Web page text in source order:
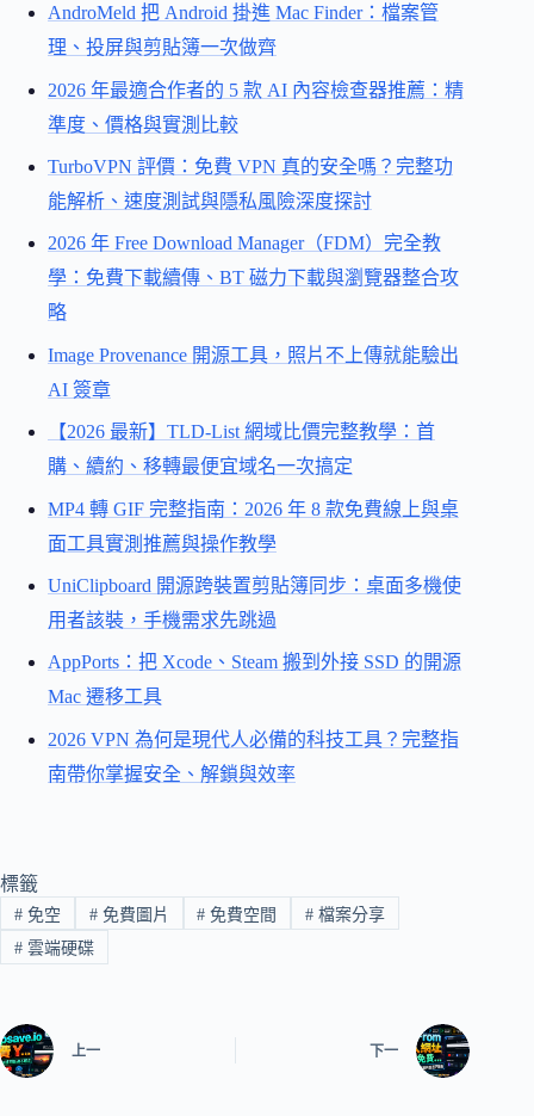
AndroMeld 把 Android 掛進 Mac Finder：檔案管
理、投屏與剪貼簿一次做齊
2026 年最適合作者的 5 款 AI 內容檢查器推薦：精
準度、價格與實測比較
TurboVPN 評價：免費 VPN 真的安全嗎？完整功
能解析、速度測試與隱私風險深度探討
2026 年 Free Download Manager（FDM）完全教
學：免費下載續傳、BT 磁力下載與瀏覽器整合攻
略
Image Provenance 開源工具，照片不上傳就能驗出
AI 簽章
【2026 最新】TLD-List 網域比價完整教學：首
購、續約、移轉最便宜域名一次搞定
MP4 轉 GIF 完整指南：2026 年 8 款免費線上與桌
面工具實測推薦與操作教學
UniClipboard 開源跨裝置剪貼簿同步：桌面多機使
用者該裝，手機需求先跳過
AppPorts：把 Xcode、Steam 搬到外接 SSD 的開源
Mac 遷移工具
2026 VPN 為何是現代人必備的科技工具？完整指
南帶你掌握安全、解鎖與效率
標籤
#免空 #免費圖片 # 免費空間 # 檔案分享
#雲端硬碟
上一 下一